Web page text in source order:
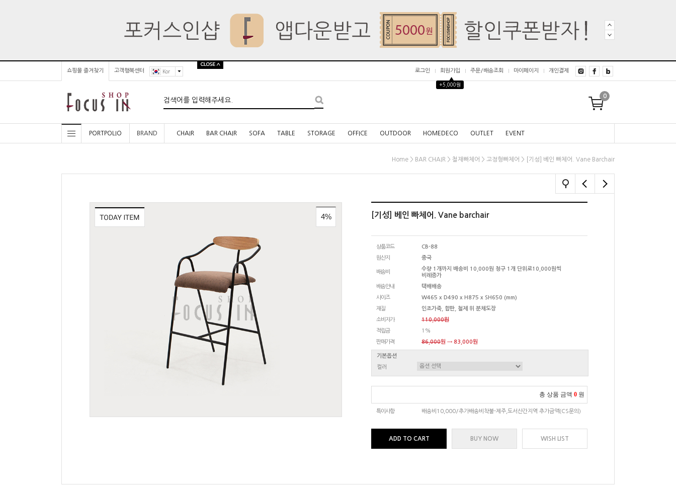
쇼핑몰 즐겨찾기 고객행복센터 Kor 로그인 회원가입
▲
+5,000원
주문/배송조회 마이페이지 개인결제
0
PORTPOLIO BRAND CHAIR BAR CHAIR SOFA TABLE STORAGE OFFICE OUTDOOR HOMEDECO OUTLET EVENT
Home > BAR CHAIR > 철재빠체어 > 고정형빠체어 > [기성] 베인 빠체어. Vane Barchair
4% [기성] 베인 빠체어. Vane barchair
상품코드
CB-88
원산지
중국
배송비
수량 1개까지 배송비 10,000원 청구 1개 단위로10,000원씩
비례증가
배송안내
택배배송
사이즈
W465 x D490 x H875 x SH650 (mm)
재질
인조가죽, 합판, 철제 위 분채도장
소비자가
110,000원
적립금
1%
판매가격
86,000원 → 83,000원
기본옵션
컬러
총 상품 금액 0 원
특이사항 배송비10,000/추가배송비착불-제주,도서산간지역 추가금액(CS문의)
ADD TO CART BUY NOW WISH LIST